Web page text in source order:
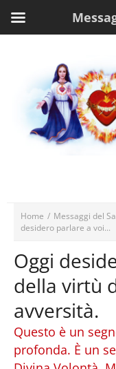
Home / Messaggi del
desidero parlare a voi...
Oggi
della virtù
avversità.
Questo è un
profonda. È un